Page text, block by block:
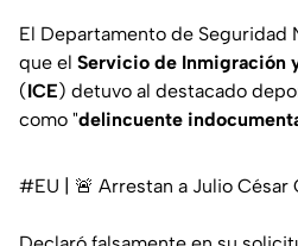
El Departamento de Seguridad
que el Servicio de Inmigración
(ICE) detuvo al destacado
como "delincuente
#EU | 🚨 Arrestan a Julio César